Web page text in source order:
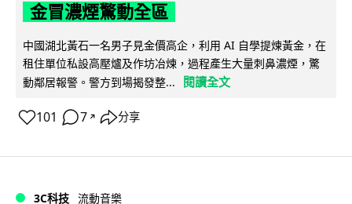
金冒濃煙驚動全區
中國湖北黃石一名男子見金價高企，利用 AI 自學提煉黃金，在
租住單位私設高壓爐及作坊冶煉，過程產生大量刺鼻濃煙，驚
動鄰居報警。警方到場揭發整...
閱讀全文
101 7 ↗ 分享
3C科技 流動音樂